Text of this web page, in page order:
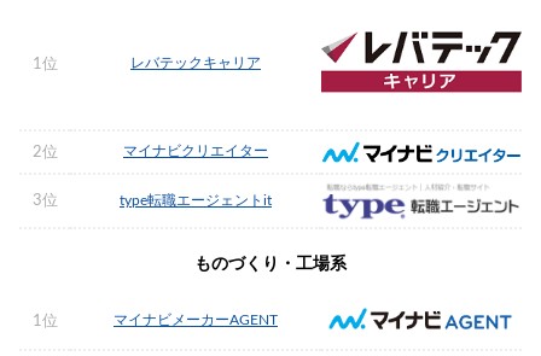
1位 レバテックキャリア
2位 マイナビクリエイター
3位 type転職エージェントit
ものづくり・工場系
1位 マイナビメーカーAGENT